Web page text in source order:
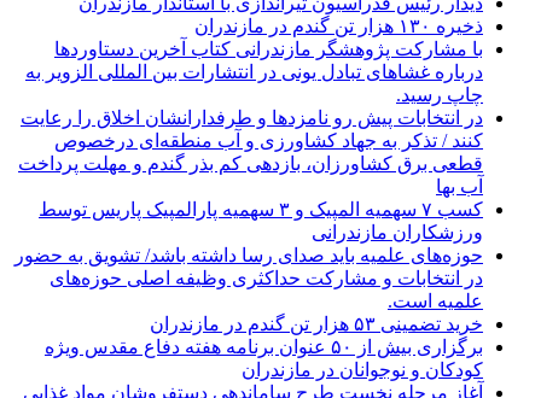
ذخیره ۱۳۰ هزار تن گندم در مازندران
با مشارکت پژوهشگر مازندرانی كتاب آخرین دستاوردها
درباره غشاهای تبادل یونی در انتشارات بین المللی الزویر به
چاپ رسید.
در انتخابات پیش رو نامزدها و طرفدارانشان اخلاق را رعایت
کنند / تذکر به جهاد کشاورزی و آب منطقه‌ای درخصوص
قطعی برق کشاورزان، بازدهی کم بذر گندم و مهلت پرداخت
آب بها
کسب ۷ سهمیه المپیک و ۳ سهمیه پارالمپیک پاریس توسط
ورزشکاران مازندرانی
حوزه‌های علمیه باید صدای رسا داشته باشد/ تشویق به حضور
در انتخابات و مشارکت حداکثری وظیفه اصلی حوزه‌های
علمیه است.
خرید تضمینی ۵۳ هزار تن گندم در مازندران
برگزاری بیش از ۵۰ عنوان برنامه هفته دفاع مقدس ویژه
کودکان و نوجوانان در مازندران
آغاز مرحله نخست طرح ساماندهی دستفروشان مواد غذایی